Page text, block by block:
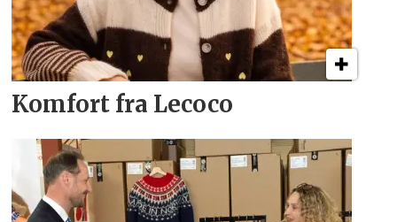
Komfort fra Lecoco